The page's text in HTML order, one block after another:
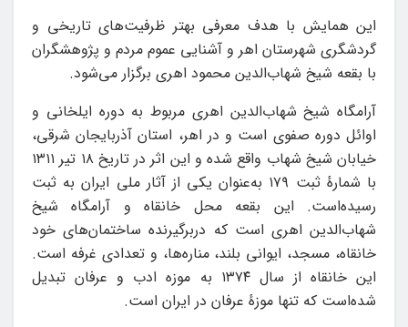
این همایش با هدف معرفی بهتر ظرفیت‌های تاریخی و
گردشگری شهرستان اهر و آشنایی عموم مردم و پژوهشگران
با بقعه شیخ شهاب‌الدین محمود اهری برگزار می‌شود.
آرامگاه شیخ شهاب‌الدین اهری مربوط به دوره ایلخانی و
اوائل دوره صفوی است و در اهر، استان آذربایجان شرقی،
خیابان شیخ شهاب واقع شده و این اثر در تاریخ ۱۸ تیر ۱۳۱۱
با شمارهٔ ثبت ۱۷۹ به‌عنوان یکی از آثار ملی ایران به ثبت
رسیده‌است. این بقعه محل خانقاه و آرامگاه شیخ
شهاب‌الدین اهری است که دربرگیرنده ساختمان‌های خود
خانقاه، مسجد، ایوانی بلند، مناره‌ها، و تعدادی غرفه است.
این خانقاه از سال ۱۳۷۴ به موزه ادب و عرفان تبدیل
شده‌است که تنها موزهٔ عرفان در ایران است.